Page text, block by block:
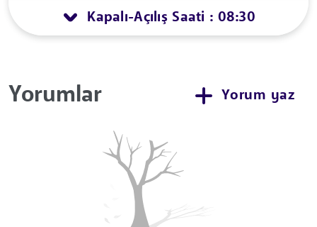
Kapalı-Açılış Saati : 08:30
Yorumlar Yorum yaz